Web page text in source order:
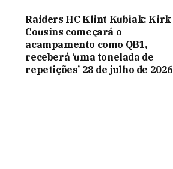
Raiders HC Klint Kubiak: Kirk
Cousins ​​​​começará o
acampamento como QB1,
receberá ‘uma tonelada de
repetições’ 28 de julho de 2026